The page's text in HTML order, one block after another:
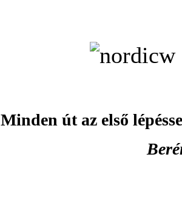
Minden út az első